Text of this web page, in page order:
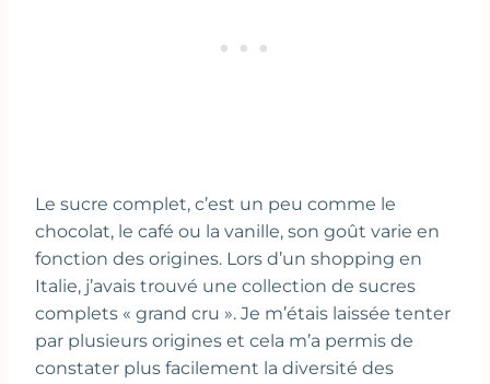
Le sucre complet, c’est un peu comme le
chocolat, le café ou la vanille, son goût varie en
fonction des origines. Lors d’un shopping en
Italie, j’avais trouvé une collection de sucres
complets « grand cru ». Je m’étais laissée tenter
par plusieurs origines et cela m’a permis de
constater plus facilement la diversité des